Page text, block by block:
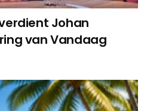
Johan
van Vandaag